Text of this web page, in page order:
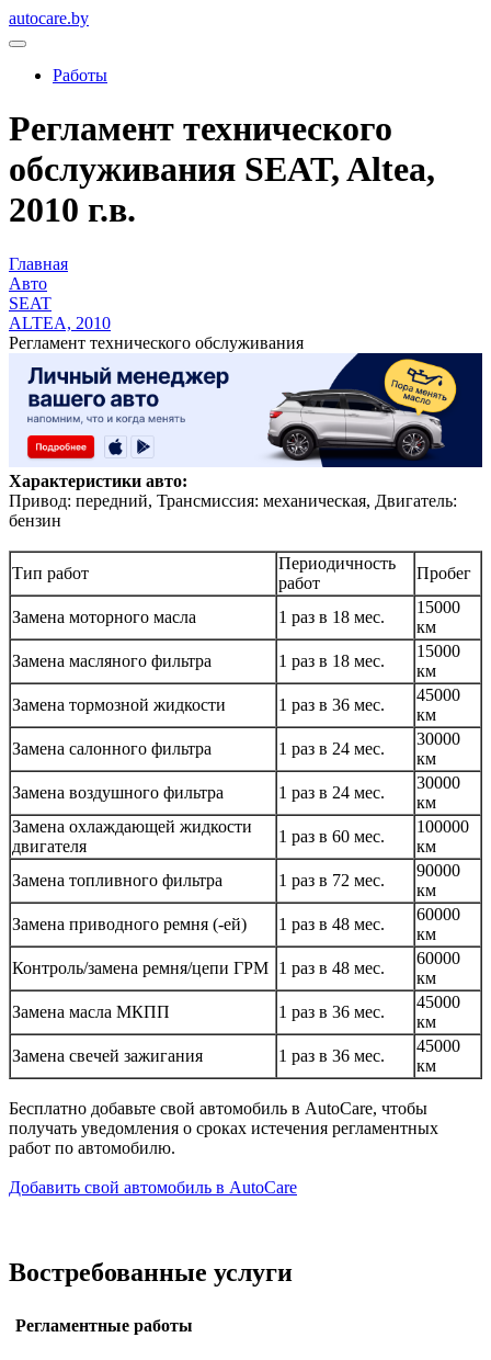
autocare.by
Работы
Регламент технического
обслуживания SEAT, Altea,
2010 г.в.
Главная
Авто
SEAT
ALTEA, 2010
Регламент технического обслуживания
Характеристики авто:
Привод: передний, Трансмиссия: механическая, Двигатель:
бензин
Тип работ
Периодичность
работ
Пробег
Замена моторного масла 1 раз в 18 мес.
15000
км
Замена масляного фильтра
1 раз в 18 мес.
15000
км
Замена тормозной жидкости
1 раз в 36 мес.
45000
км
Замена салонного фильтра
1 раз в 24 мес.
30000
км
Замена воздушного фильтра
1 раз в 24 мес.
30000
км
Замена охлаждающей жидкости
двигателя
1 раз в 60 мес.
100000
км
Замена топливного фильтра
1 раз в 72 мес.
90000
км
Замена приводного ремня (-ей)
1 раз в 48 мес.
60000
км
Контроль/замена ремня/цепи ГРМ 1 раз в 48 мес.
60000
км
Замена масла МКПП
1 раз в 36 мес.
45000
км
Замена свечей зажигания
1 раз в 36 мес.
45000
км
Бесплатно добавьте свой автомобиль в AutoCare, чтобы
получать уведомления о сроках истечения регламентных
работ по автомобилю.
Добавить свой автомобиль в AutoCare
Востребованные услуги
Регламентные работы